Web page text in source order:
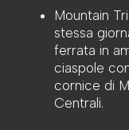
Mountain
stessa
ferrata in
ciaspole
cornice di
Centrali.